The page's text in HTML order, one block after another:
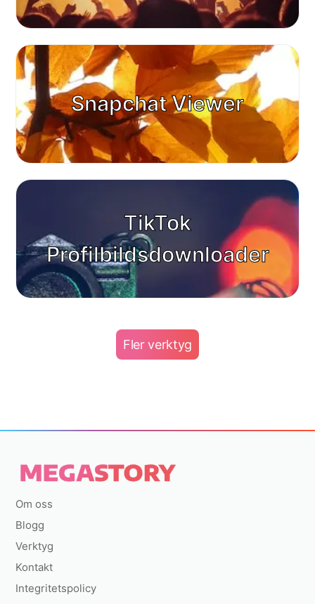
Snapchat Viewer
TikTok
Profilbildsdownloader
Fler verktyg
Om oss
Blogg
Verktyg
Kontakt
Integritetspolicy